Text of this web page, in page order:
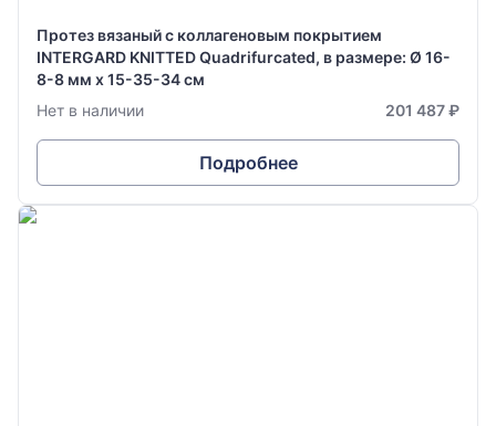
Протез вязаный с коллагеновым покрытием
INTERGARD KNITTED Quadrifurcated, в размере: Ø 16-
8-8 мм х 15-35-34 см
Нет в наличии
201 487 ₽
Подробнее